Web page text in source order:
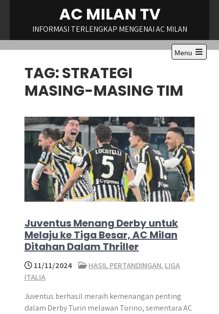
AC MILAN TV
INFORMASI TERLENGKAP MENGENAI AC MILAN
Menu
Open
TAG:STRATEGI
MASING-MASING TIM
Juventus Menang Derby untuk
Melaju ke Tiga Besar, AC Milan
Ditahan Dalam Thriller
11/11/2024 HASIL PERTANDINGAN, LIGA
ITALIA
Juventus berhasil meraih kemenangan penting
dalam Derby Turin melawan Torino, sementara AC